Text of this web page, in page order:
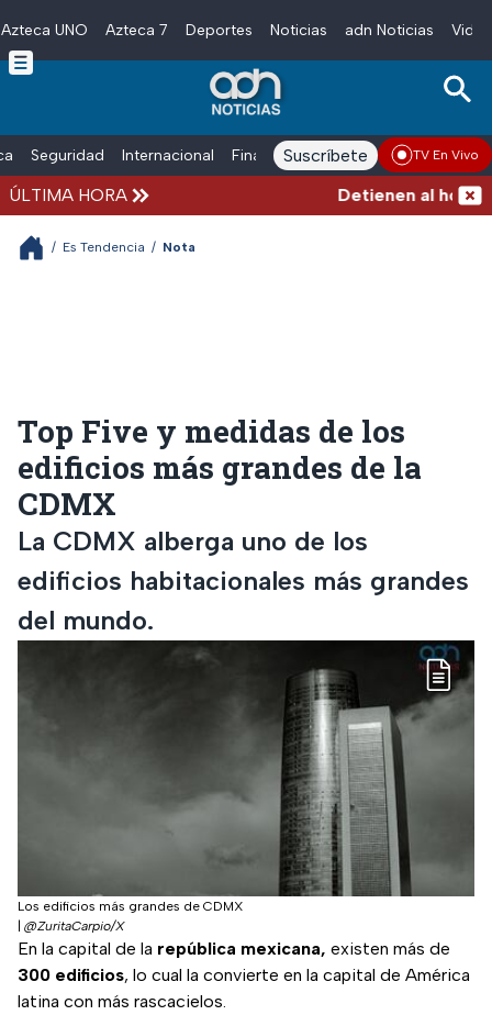
Skip to main content
Azteca UNO Azteca 7 Deportes Noticias adn Noticias
Seguridad Internacional Finanzas adn Noticias Radio
Suscríbete TV En Vivo
ÚLTIMA HORA Detienen al hombre
/ Es Tendencia / Nota
Top Five y medidas de los
edificios más grandes de la
CDMX
La CDMX alberga uno de los
edificios habitacionales más grandes
del mundo.
Los edificios más grandes de CDMX
@ZuritaCarpio/X
En la capital de la república mexicana, existen más de
300 edificios, lo cual la convierte en la capital de América
latina con más rascacielos.